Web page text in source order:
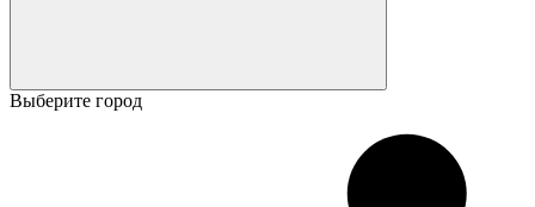
Выберите город